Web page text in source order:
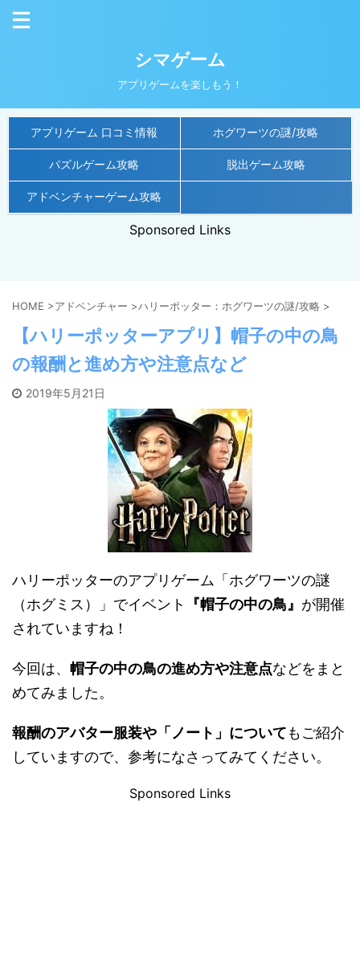
シマゲーム
アプリゲームを楽しもう！
アプリゲーム 口コミ情報 ホグワーツの謎/攻略
パズルゲーム攻略 脱出ゲーム攻略
アドベンチャーゲーム攻略
Sponsored Links
HOME >アドベンチャー >ハリーポッター：ホグワーツの謎/攻略 >
【ハリーポッターアプリ】帽子の中の鳥
の報酬と進め方や注意点など
2019年5月21日
ハリーポッターのアプリゲーム「ホグワーツの謎
（ホグミス）」でイベント
『帽子の中の鳥』 が開催
されていますね！
今回は、 帽子の中の鳥の進め方や注意点などをまと
めてみました。
報酬のアバター服装や「ノート」についてもご紹介
していますので、参考になさってみてください。
Sponsored Links